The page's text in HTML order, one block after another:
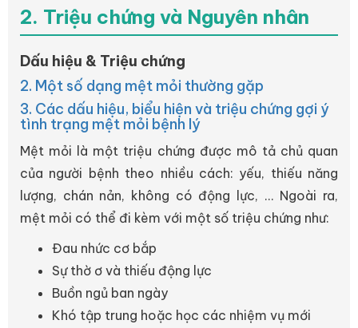
2. Triệu chứng và Nguyên nhân
Dấu hiệu & Triệu chứng
2. Một số dạng mệt mỏi thường gặp
3. Các dấu hiệu, biểu hiện và triệu chứng gợi ý
tình trạng mệt mỏi bệnh lý
Mệt mỏi là một triệu chứng được mô tả chủ quan
của người bệnh theo nhiều cách: yếu, thiếu năng
lượng, chán nản, không có động lực, ... Ngoài ra,
mệt mỏi có thể đi kèm với một số triệu chứng như:
Đau nhức cơ bắp
Sự thờ ơ và thiếu động lực
Buồn ngủ ban ngày
Khó tập trung hoặc học các nhiệm vụ mới